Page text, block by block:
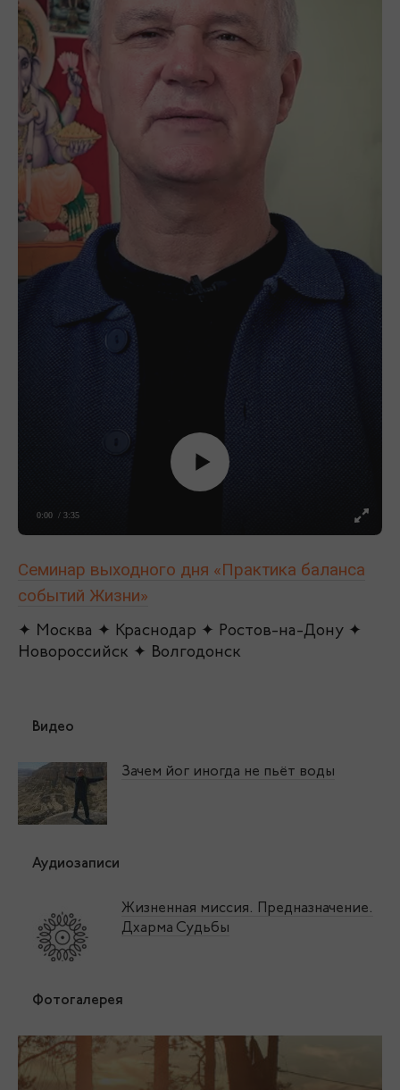
0:00 / 3:35
Семинар выходного дня «Практика баланса
событий Жизни»
✦ Москва ✦ Краснодар ✦ Ростов-на-Дону ✦
Новороссийск ✦ Волгодонск
Видео
Зачем йог иногда не пьёт воды
Аудиозаписи
Жизненная миссия. Предназначение.
Дхарма Судьбы
Фотогалерея